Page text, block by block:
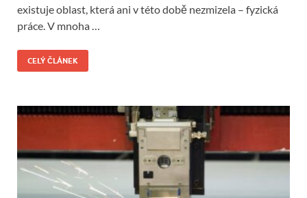
existuje oblast, která ani v této době nezmizela – fyzická
práce. V mnoha …
CELÝ ČLÁNEK